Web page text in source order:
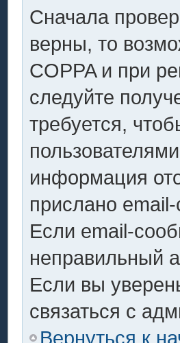
Сначала
верны, то
COPPA и при
следуйте
требуется,
информация
прислано
Если email-
неправильный
Если вы
связаться с
Вернуться к